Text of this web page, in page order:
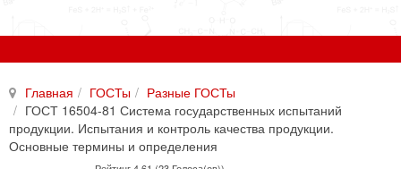
Главная ГОСТы
Разные ГОСТы
ГОСТ 16504-81 Система государственных испытаний
продукции. Испытания и контроль качества продукции.
Основные термины и определения